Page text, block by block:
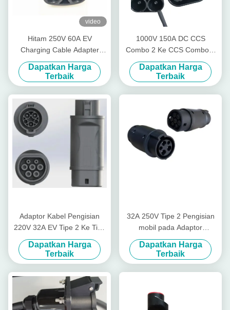
video
Hitam 250V 60A EV
Charging Cable Adapter
Tesla Adapter Untuk EV
Charger
Dapatkan Harga
Terbaik
1000V 150A DC CCS
Combo 2 Ke CCS Combo 1
Adapter dengan Kabel
Panjang 0.3m
Dapatkan Harga
Terbaik
Adaptor Kabel Pengisian
220V 32A EV Tipe 2 Ke Tipe
1 Adaptor EV
Dapatkan Harga
Terbaik
32A 250V Tipe 2 Pengisian
mobil pada Adaptor
Antarmuka Stasiun
Pengisian EV Tipe 1 Tipe 2
ke Adaptor EV Tipe 1
Dapatkan Harga
Terbaik